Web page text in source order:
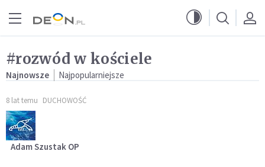
#rozwód w kościele
Najnowsze Najpopularniejsze
8 lat temu DUCHOWOŚĆ
Adam Szustak OP